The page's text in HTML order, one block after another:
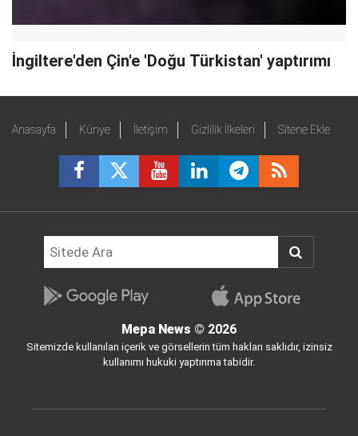
İngiltere'den Çin'e 'Doğu Türkistan' yaptırımı
Anasayfa Künye İletişim Gizlilik İlkeleri Sitene Ekle
Mepa News © 2026
Sitemizde kullanılan içerik ve görsellerin tüm hakları saklıdır, izinsiz
kullanımı hukuki yaptırıma tabidir.